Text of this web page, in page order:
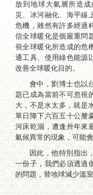
放到地球大氣層所造
災、冰河融化、海平線
危機，雖然有許多經過
信全球暖化是個嚴重問
視全球暖化所造成的危
通工具、使用綠色能源
改善全球暖化目的。
會中，劉博士也以
題已成為當前不可忽視
大，不是水太多，就是
單日降下六百五十公釐
河床乾涸，遭逢卅年來
氣候異常的現象，可能
因此，他特別指出
一份子，我們必須透過
的問題，替地球減少溫